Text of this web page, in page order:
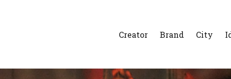
Creator Brand City